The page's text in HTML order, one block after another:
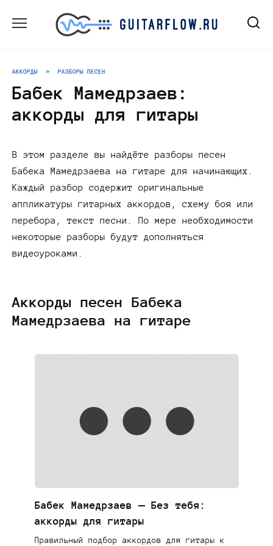
АККОРДЫ » РАЗБОРЫ ПЕСЕН
Бабек Мамедрзаев:
аккорды для гитары
В этом разделе вы найдёте разборы песен
Бабека Мамедрзаева на гитаре для начинающих.
Каждый разбор содержит оригинальные
аппликатуры гитарных аккордов, схему боя или
перебора, текст песни. По мере необходимости
некоторые разборы будут дополняться
видеоуроками.
Аккорды песен Бабека
Мамедрзаева на гитаре
Бабек Мамедрзаев — Без тебя:
аккорды для гитары
Правильный подбор аккордов для гитары к